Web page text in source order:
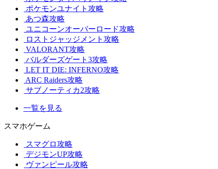
ポケモンユナイト攻略
あつ森攻略
ユニコーンオーバーロード攻略
ロストジャッジメント攻略
VALORANT攻略
バルダーズゲート3攻略
LET IT DIE: INFERNO攻略
ARC Raiders攻略
サブノーティカ2攻略
一覧を見る
スマホゲーム
スマグロ攻略
デジモンUP攻略
ヴァンピール攻略